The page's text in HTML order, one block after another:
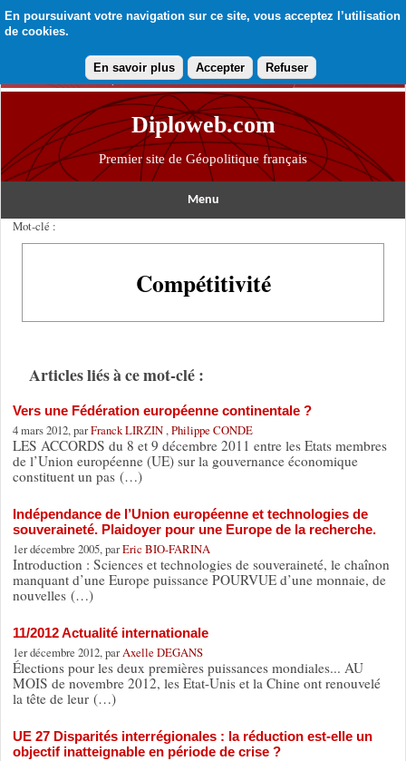
En poursuivant votre navigation sur ce site, vous acceptez l’utilisation
de cookies.
En savoir plus Accepter Refuser
Diploweb.com
Premier site de Géopolitique français
Menu
Mot-clé :
Compétitivité
Articles liés à ce mot-clé :
Vers une Fédération européenne continentale ?
4 mars 2012, parFranck LIRZIN , Philippe CONDE
LES ACCORDS du 8 et 9 décembre 2011 entre les Etats membres
de l’Union européenne (UE) sur la gouvernance économique
constituent un pas (…)
Indépendance de l’Union européenne et technologies de
souveraineté. Plaidoyer pour une Europe de la recherche.
1er décembre 2005, parEric BIO-FARINA
Introduction : Sciences et technologies de souveraineté, le chaînon
manquant d’une Europe puissance POURVUE d’une monnaie, de
nouvelles (…)
11/2012 Actualité internationale
1er décembre 2012, parAxelle DEGANS
Élections pour les deux premières puissances mondiales... AU
MOIS de novembre 2012, les Etat-Unis et la Chine ont renouvelé
la tête de leur (…)
UE 27 Disparités interrégionales : la réduction est-elle un
objectif inatteignable en période de crise ?